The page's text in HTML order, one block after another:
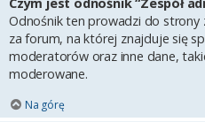
Odnośnik ten prowadzi do strony
za forum, na której znajduje się
moderatorów oraz inne dane,
moderowane.
Na górę